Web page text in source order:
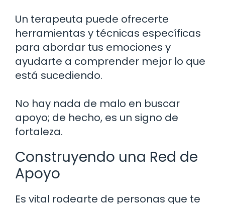
Un terapeuta puede ofrecerte
herramientas y técnicas específicas
para abordar tus emociones y
ayudarte a comprender mejor lo que
está sucediendo.
No hay nada de malo en buscar
apoyo; de hecho, es un signo de
fortaleza.
Construyendo una Red de
Apoyo
Es vital rodearte de personas que te